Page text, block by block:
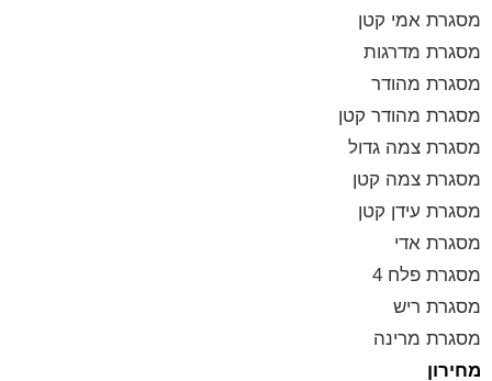
מסגרת אמי קטן
מסגרת מדרגות
מסגרת מהודר
מסגרת מהודר קטן
מסגרת צמה גדול
מסגרת צמה קטן
מסגרת עידן קטן
מסגרת אדי
מסגרת פלח 4
מסגרת ריש
מסגרת מרינה
מחירון